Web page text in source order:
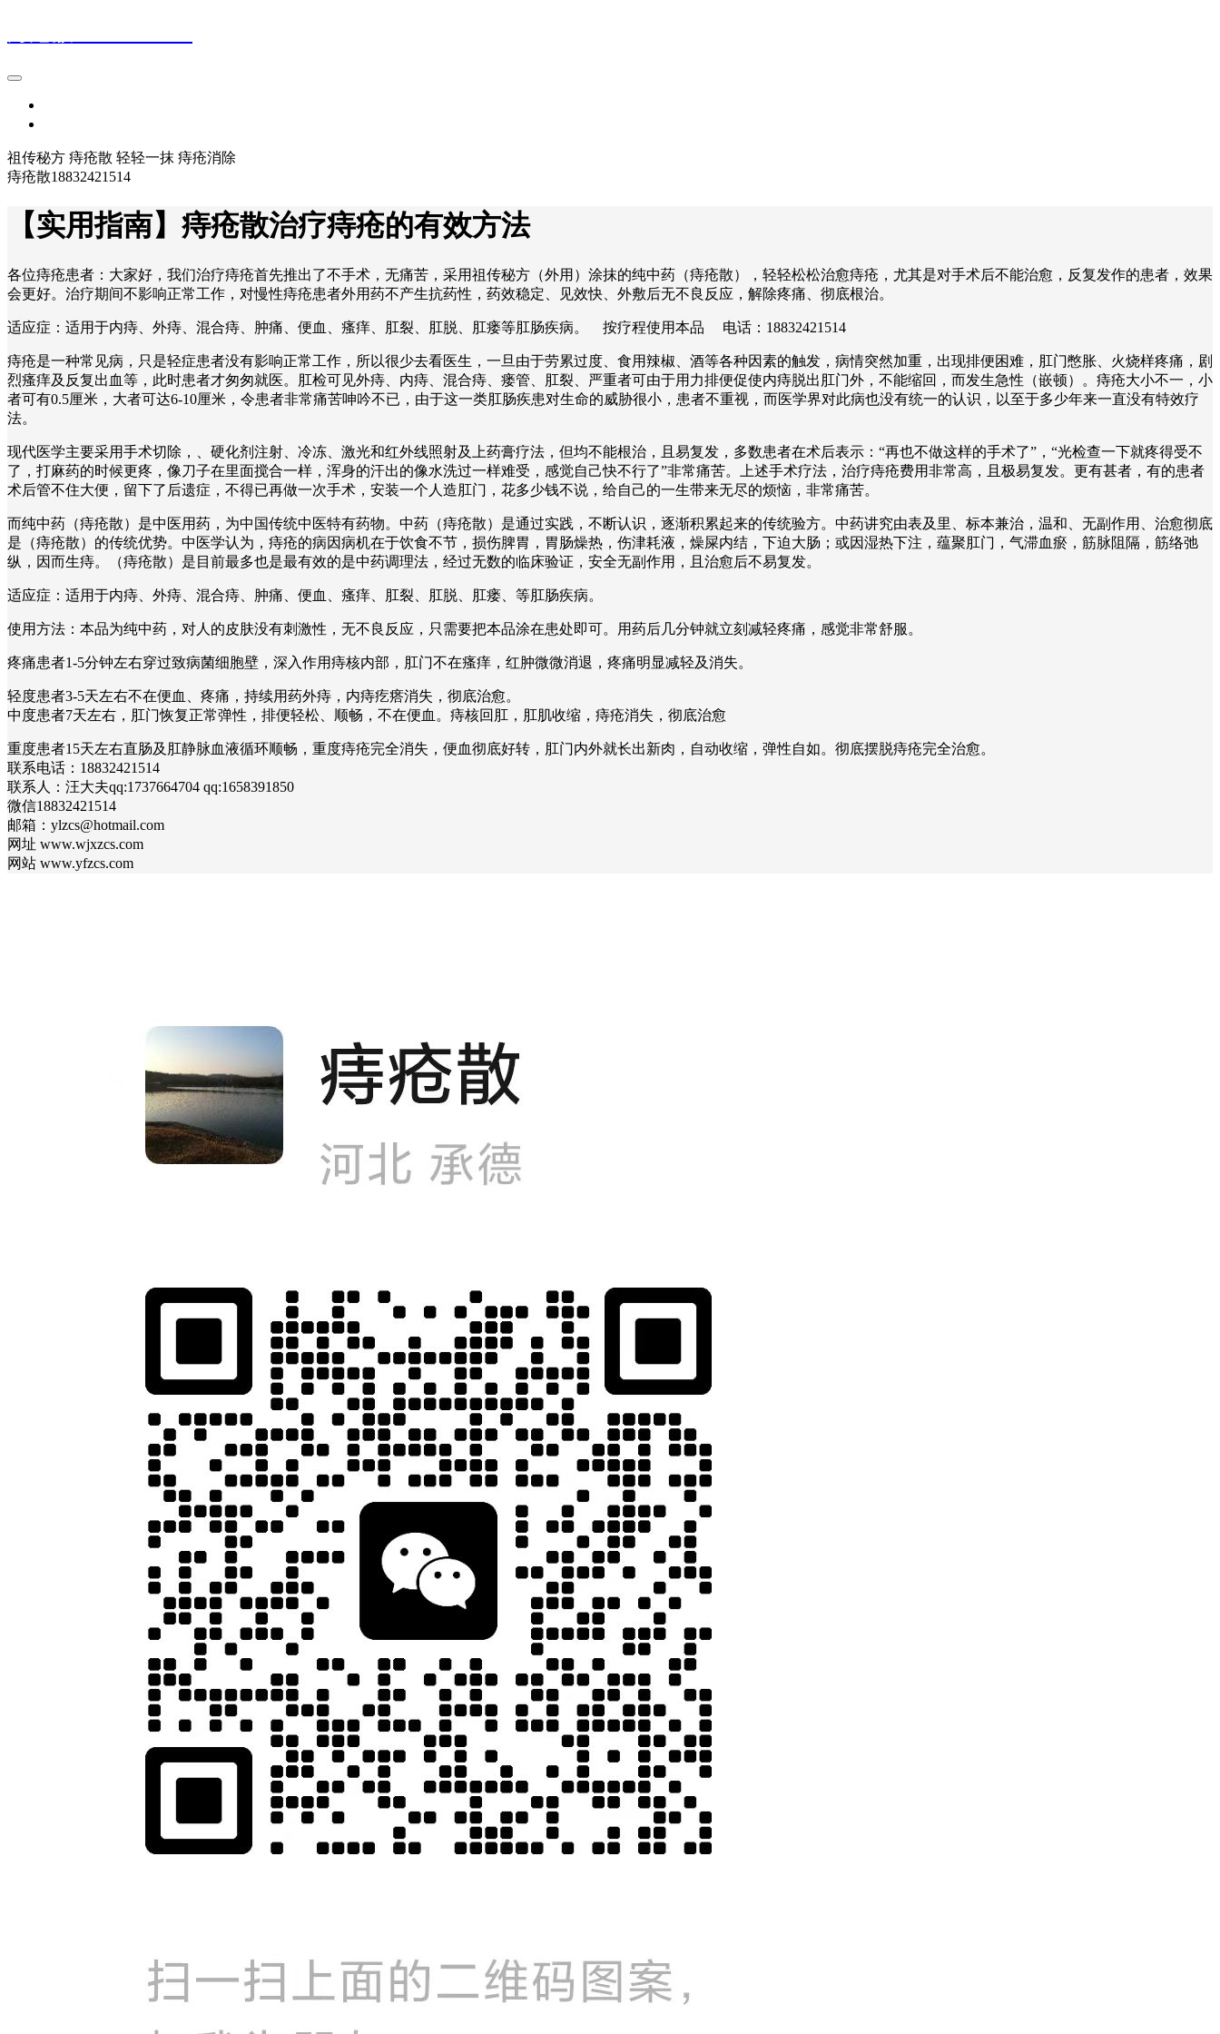
祖传秘方 痔疮散 轻轻一抹 痔疮消除
痔疮散18832421514
【实用指南】痔疮散治疗痔疮的有效方法
各位痔疮患者：大家好，我们治疗痔疮首先推出了不手术，无痛苦，采用祖传秘方（外用）涂抹的纯中药（痔疮散），轻轻松松治愈痔疮，尤其是对手术后不能治愈，反复发作的患者，效果
会更好。治疗期间不影响正常工作，对慢性痔疮患者外用药不产生抗药性，药效稳定、见效快、外敷后无不良反应，解除疼痛、彻底根治。
适应症：适用于内痔、外痔、混合痔、肿痛、便血、瘙痒、肛裂、肛脱、肛瘘等肛肠疾病。 按疗程使用本品 电话：18832421514
痔疮是一种常见病，只是轻症患者没有影响正常工作，所以很少去看医生，一旦由于劳累过度、食用辣椒、酒等各种因素的触发，病情突然加重，出现排便困难，肛门憋胀、火烧样疼痛，剧
烈瘙痒及反复出血等，此时患者才匆匆就医。肛检可见外痔、内痔、混合痔、瘘管、肛裂、严重者可由于用力排便促使内痔脱出肛门外，不能缩回，而发生急性（嵌顿）。痔疮大小不一，小
者可有0.5厘米，大者可达6-10厘米，令患者非常痛苦呻吟不已，由于这一类肛肠疾患对生命的威胁很小，患者不重视，而医学界对此病也没有统一的认识，以至于多少年来一直没有特效疗
法。
现代医学主要采用手术切除，、硬化剂注射、冷冻、激光和红外线照射及上药膏疗法，但均不能根治，且易复发，多数患者在术后表示：“再也不做这样的手术了”，“光检查一下就疼得受不
了，打麻药的时候更疼，像刀子在里面搅合一样，浑身的汗出的像水洗过一样难受，感觉自己快不行了”非常痛苦。上述手术疗法，治疗痔疮费用非常高，且极易复发。更有甚者，有的患者
术后管不住大便，留下了后遗症，不得已再做一次手术，安装一个人造肛门，花多少钱不说，给自己的一生带来无尽的烦恼，非常痛苦。
而纯中药（痔疮散）是中医用药，为中国传统中医特有药物。中药（痔疮散）是通过实践，不断认识，逐渐积累起来的传统验方。中药讲究由表及里、标本兼治，温和、无副作用、治愈彻底
是（痔疮散）的传统优势。中医学认为，痔疮的病因病机在于饮食不节，损伤脾胃，胃肠燥热，伤津耗液，燥屎内结，下迫大肠；或因湿热下注，蕴聚肛门，气滞血瘀，筋脉阻隔，筋络弛
纵，因而生痔。（痔疮散）是目前最多也是最有效的是中药调理法，经过无数的临床验证，安全无副作用，且治愈后不易复发。
适应症：适用于内痔、外痔、混合痔、肿痛、便血、瘙痒、肛裂、肛脱、肛瘘、等肛肠疾病。
使用方法：本品为纯中药，对人的皮肤没有刺激性，无不良反应，只需要把本品涂在患处即可。用药后几分钟就立刻减轻疼痛，感觉非常舒服。
疼痛患者1-5分钟左右穿过致病菌细胞壁，深入作用痔核内部，肛门不在瘙痒，红肿微微消退，疼痛明显减轻及消失。
轻度患者3-5天左右不在便血、疼痛，持续用药外痔，内痔疙瘩消失，彻底治愈。
中度患者7天左右，肛门恢复正常弹性，排便轻松、顺畅，不在便血。痔核回肛，肛肌收缩，痔疮消失，彻底治愈
重度患者15天左右直肠及肛静脉血液循环顺畅，重度痔疮完全消失，便血彻底好转，肛门内外就长出新肉，自动收缩，弹性自如。彻底摆脱痔疮完全治愈。
联系电话：18832421514
联系人：汪大夫qq:1737664704 qq:1658391850
微信18832421514
邮箱：ylzcs@hotmail.com
网址 www.wjxzcs.com
网站 www.yfzcs.com